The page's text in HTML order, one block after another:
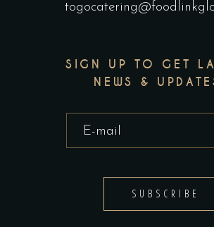
SIGN UP TO GET
NEWS &
SUBSCRIBE